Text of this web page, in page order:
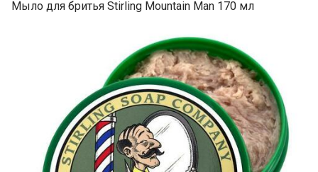
Мыло для бритья Stirling Mountain Man 170 мл